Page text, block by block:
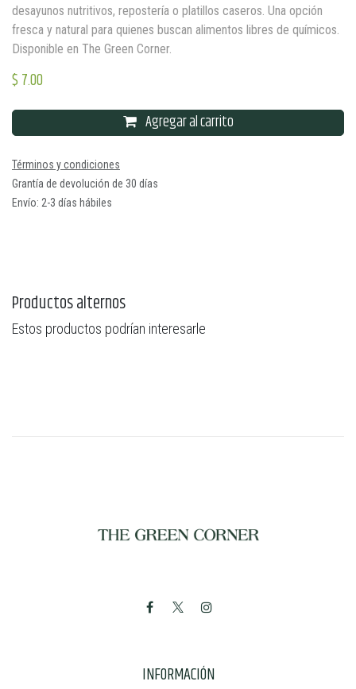
desayunos nutritivos, repostería o platillos caseros. Una opción
fresca y natural para quienes buscan alimentos libres de químicos.
Disponible en The Green Corner.
$7.00
Agregar al carrito
Términos y condiciones
Grantía de devolución de 30 días
Envío: 2-3 días hábiles
Productos alternos
Estos productos podrían interesarle
INFORMACIÓN